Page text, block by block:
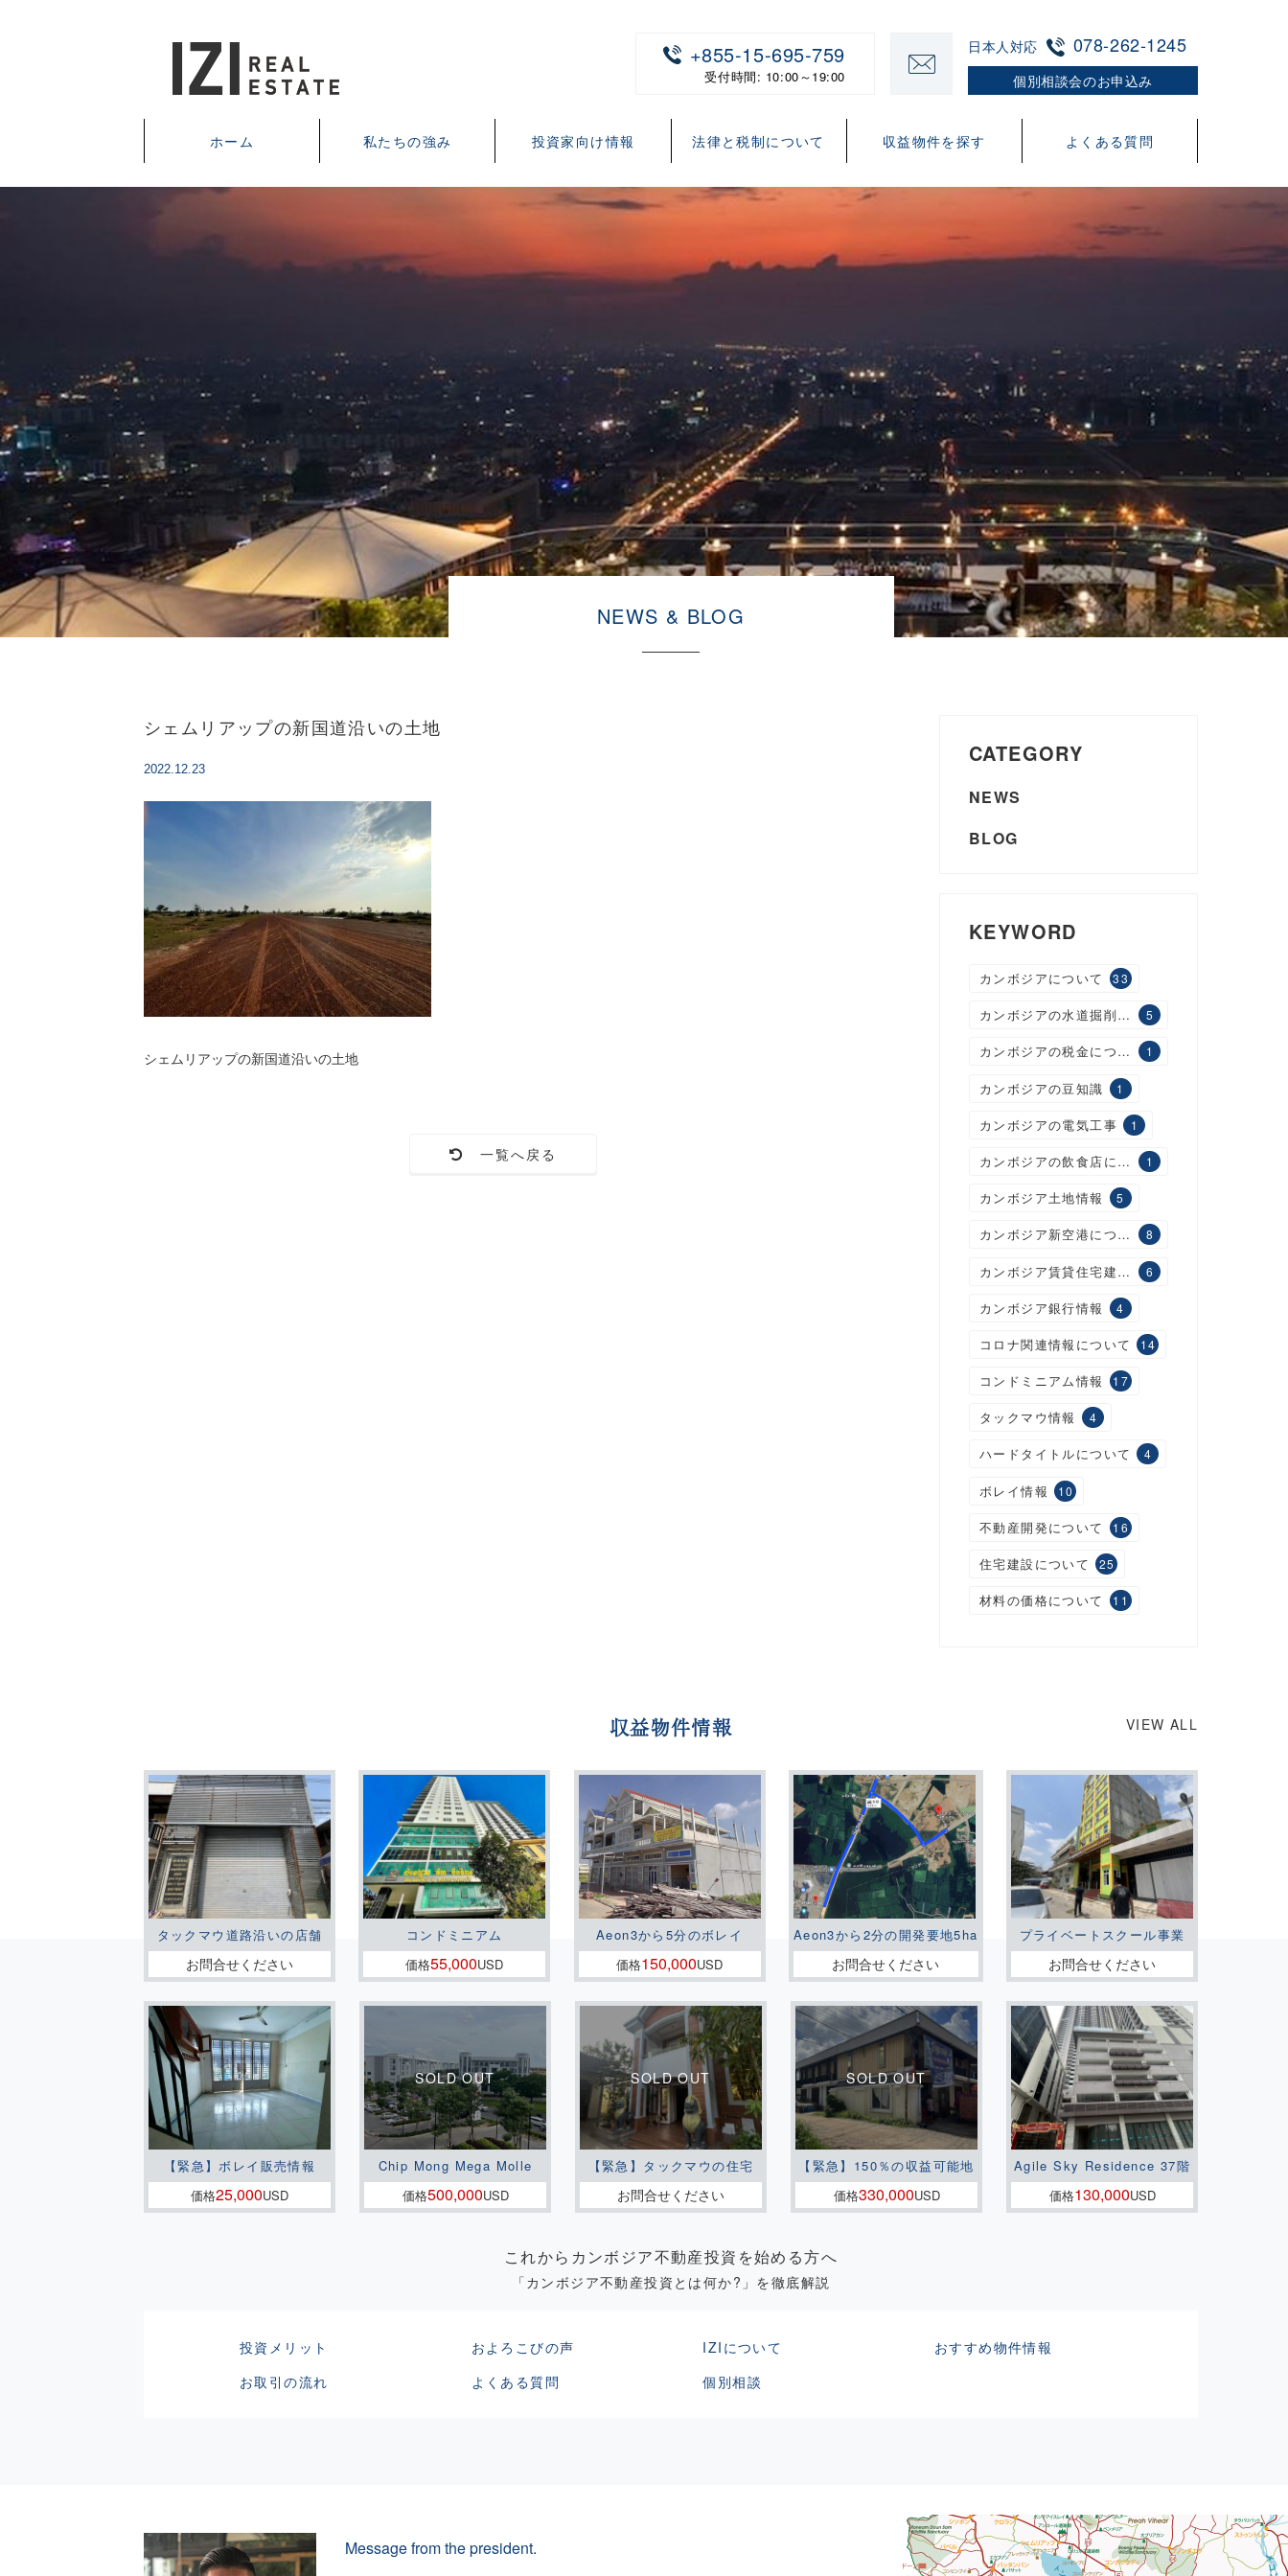
日本人対応 078-262-1245
個別相談会のお申込み
+855-15-695-759
受付時間: 10:00～19:00
ホーム 私たちの強み 投資家向け情報 法律と税制について 収益物件を探す よくある質問
NEWS & BLOG
シェムリアップの新国道沿いの土地
2022.12.23
シェムリアップの新国道沿いの土地
一覧へ戻る
CATEGORY
NEWS
BLOG
KEYWORD
カンボジアについて 33
カンボジアの水道掘削工事 5
カンボジアの税金について 1
カンボジアの豆知識 1
カンボジアの電気工事 1
カンボジアの飲食店について 1
カンボジア土地情報 5
カンボジア新空港について 8
カンボジア賃貸住宅建設について 6
カンボジア銀行情報 4
コロナ関連情報について 14
コンドミニアム情報 17
タックマウ情報 4
ハードタイトルについて 4
ボレイ情報 10
不動産開発について 16
住宅建設について 25
材料の価格について 11
収益物件情報 VIEW ALL
タックマウ道路沿いの店舗
お問合せください
コンドミニアム
価格55,000USD
Aeon3から5分のボレイ
価格150,000USD
Aeon3から2分の開発要地5ha
お問合せください
プライベートスクール事業
お問合せください
【緊急】ボレイ販売情報
価格25,000USD
Chip Mong Mega Molle
価格500,000USD
【緊急】タックマウの住宅
お問合せください
【緊急】150％の収益可能地
価格330,000USD
Agile Sky Residence 37階
価格130,000USD
これからカンボジア不動産投資を始める方へ
「カンボジア不動産投資とは何か?」を徹底解説
投資メリット およろこびの声 IZIについて
おすすめ物件情報
お取引の流れ
よくある質問 個別相談
Message from the president.